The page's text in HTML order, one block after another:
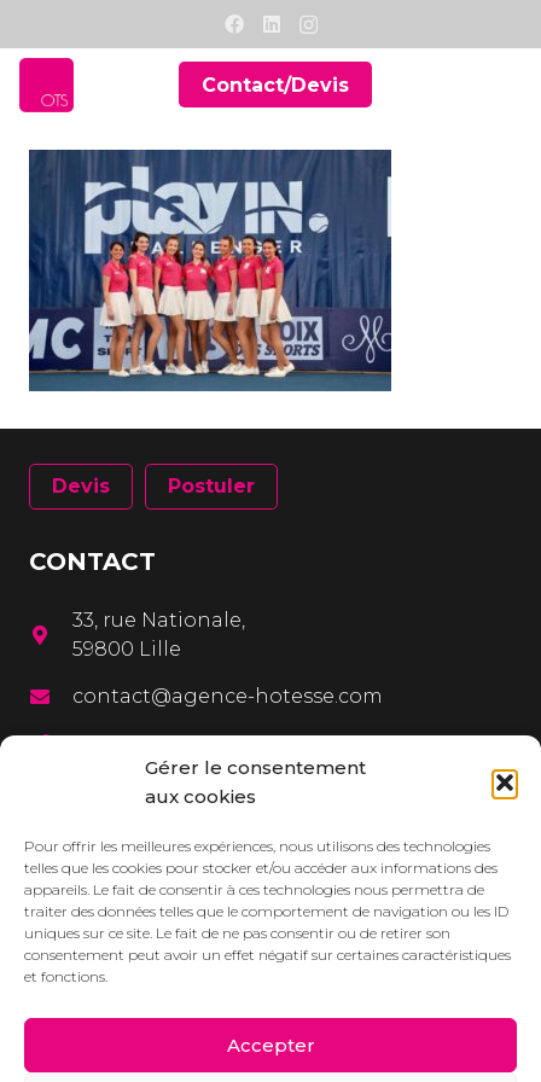
Gérer le consentement
aux cookies
Pour offrir les meilleures expériences, nous utilisons des technologies
telles que les cookies pour stocker et/ou accéder aux informations des
appareils. Le fait de consentir à ces technologies nous permettra de
traiter des données telles que le comportement de navigation ou les ID
uniques sur ce site. Le fait de ne pas consentir ou de retirer son
consentement peut avoir un effet négatif sur certaines caractéristiques
et fonctions.
Accepter
Contact/Devis
Devis Postuler
CONTACT
33, rue Nationale,
59800 Lille
contact@agence-hotesse.com
03 20 12 72 65
06 67 92 99 72
MENU
L’agence
Services
Dressbook
Réalisations